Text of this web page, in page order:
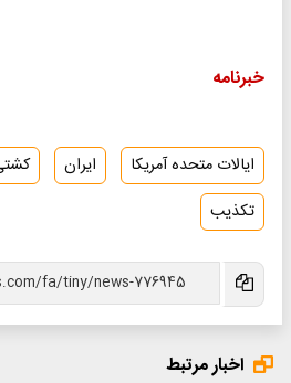
خبرنامه
ایالات متحده آمریکا ایران
تکذیب
اخبار مرتبط